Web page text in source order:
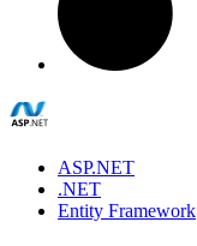
ASP.NET
.NET
Entity Framework